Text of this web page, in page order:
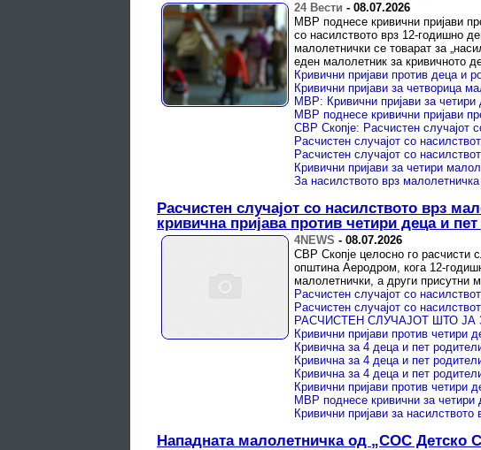
24 Вести - 08.07.2026
МВР поднесе кривични пријави
со насилството врз 12-годишно
малолетнички се товарат за
еден малолетник за кривичното
Расчистен случајот со насилството врз
кривична пријава против четири деца и
4NEWS - 08.07.2026
СВР Скопје целосно го расчисти
општина Аеродром, кога 12-
малолетнички, а други присутни
Кривична за 4 деца и пет
Кривични пријави за
Нападната малолетничка од „СОС Детско